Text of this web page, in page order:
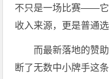
不只是一场比赛——它
收入来源，更是普通
而最新落地的赞
断了无数中小牌手这